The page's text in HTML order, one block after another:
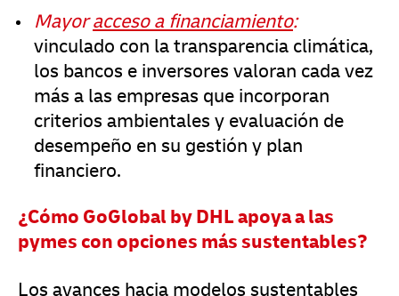
Mayor acceso a financiamiento:
vinculado con la transparencia climática,
los bancos e inversores valoran cada vez
más a las empresas que incorporan
criterios ambientales y evaluación de
desempeño en su gestión y plan
financiero.
¿Cómo GoGlobal by DHL apoya a las
pymes con opciones más sustentables?
Los avances hacia modelos sustentables